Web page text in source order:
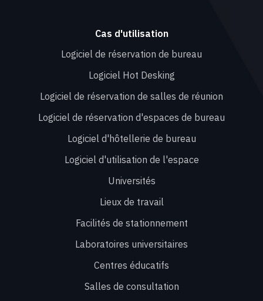
Cas d'utilisation
Logiciel de réservation de bureau
Logiciel Hot Desking
Logiciel de réservation de salles de réunion
Logiciel de réservation d'espaces de bureau
Logiciel d'hôtellerie de bureau
Logiciel d'utilisation de l'espace
Universités
Lieux de travail
Facilités de stationnement
Laboratoires universitaires
Centres éducatifs
Salles de consultation